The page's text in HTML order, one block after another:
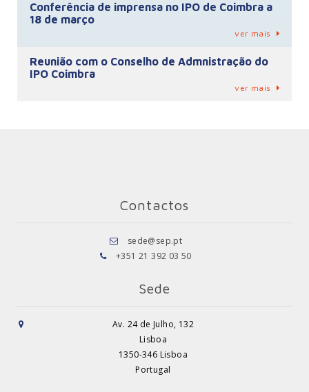
Conferência de imprensa no IPO de Coimbra a
18 de março
ver mais
Reunião com o Conselho de Admnistração do
IPO Coimbra
ver mais
Contactos
sede@sep.pt
+351 21 392 03 50
Sede
Av. 24 de Julho, 132
Lisboa
1350-346 Lisboa
Portugal